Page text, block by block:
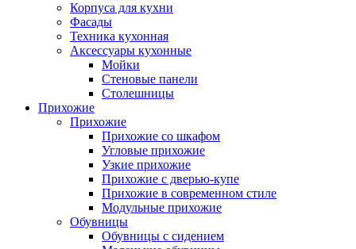
Корпуса для кухни
Фасады
Техника кухонная
Аксессуары кухонные
Мойки
Стеновые панели
Столешницы
Прихожие
Прихожие
Прихожие со шкафом
Угловые прихожие
Узкие прихожие
Прихожие с дверью-купе
Прихожие в современном стиле
Модульные прихожие
Обувницы
Обувницы с сидением